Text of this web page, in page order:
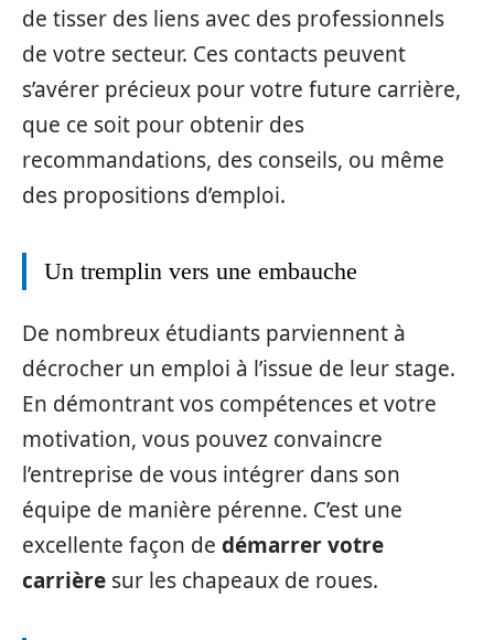
de tisser des liens avec des professionnels
de votre secteur. Ces contacts peuvent
s’avérer précieux pour votre future carrière,
que ce soit pour obtenir des
recommandations, des conseils, ou même
des propositions d’emploi.
Un tremplin vers une embauche
De nombreux étudiants parviennent à
décrocher un emploi à l’issue de leur stage.
En démontrant vos compétences et votre
motivation, vous pouvez convaincre
l’entreprise de vous intégrer dans son
équipe de manière pérenne. C’est une
excellente façon de démarrer votre
carrière sur les chapeaux de roues.